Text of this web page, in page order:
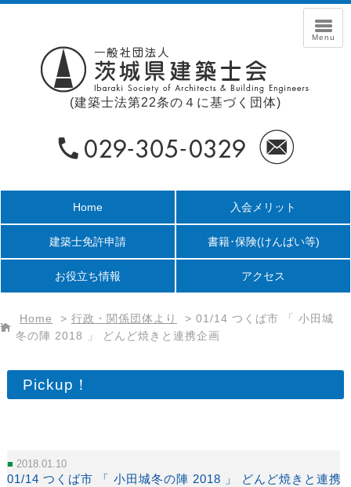
(建築士法第22条の４に基づく団体)
Home 入会メリット
建築士免許申請 書籍･保険(けんばい等)
お役立ち情報 アクセス
Home > 行政・関係団体より > 01/14 つくば市 「 小田城
冬の陣 2018 」 どんど焼きと連携企画
Pickup！
2018.01.10
01/14 つくば市 「 小田城冬の陣 2018 」 どんど焼きと連携